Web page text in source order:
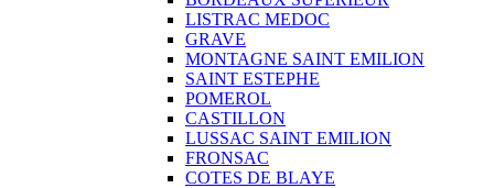
LISTRAC MEDOC
GRAVE
MONTAGNE SAINT EMILION
SAINT ESTEPHE
POMEROL
CASTILLON
LUSSAC SAINT EMILION
FRONSAC
COTES DE BLAYE